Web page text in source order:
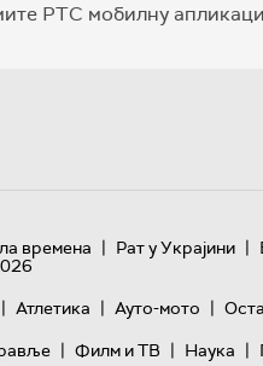
РТС мобилну
времена | Рат у Украјини |
| Атлетика | Ауто-мото |
| Филм и ТВ | Наука |